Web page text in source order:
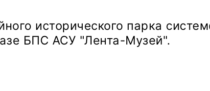
исторического парка
БПС АСУ "Лента-Музей".